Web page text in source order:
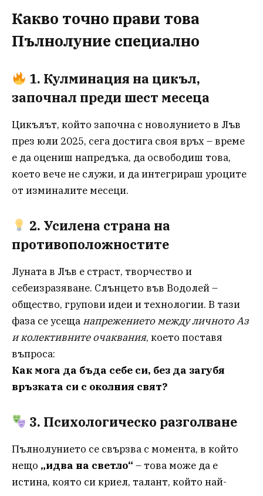
Какво точно прави това
Пълнолуние специално
1. Кулминация на цикъл,
започнал преди шест месеца
Цикълът, който започна с новолунието в Лъв
през юли 2025, сега достига своя връх – време
е да оцениш напредъка, да освободиш това,
което вече не служи, и да интегрираш уроците
от изминалите месеци.
2. Усилена страна на
противоположностите
Луната в Лъв е страст, творчество и
себеизразяване. Слънцето във Водолей –
общество, групови идеи и технологии. В тази
фаза се усеща напрежението между личното Аз
и колективните очаквания, което поставя
въпроса:
Как мога да бъда себе си, без да загубя
връзката си с околния свят?
3. Психологическо разголване
Пълнолунието се свързва с момента, в който
нещо „идва на светло“ – това може да е
истина, която си криел, талант, който най-